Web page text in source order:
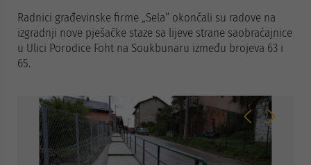
Radnici građevinske firme „Sela“ okončali su radove na
izgradnji nove pješačke staze sa lijeve strane saobraćajnice
u Ulici Porodice Foht na Soukbunaru između brojeva 63 i
65.